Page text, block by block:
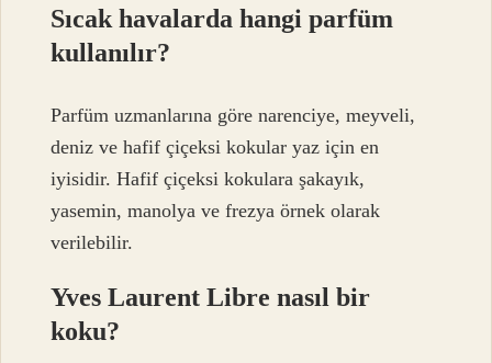
Sıcak havalarda hangi parfüm
kullanılır?
Parfüm uzmanlarına göre narenciye, meyveli,
deniz ve hafif çiçeksi kokular yaz için en
iyisidir. Hafif çiçeksi kokulara şakayık,
yasemin, manolya ve frezya örnek olarak
verilebilir.
Yves Laurent Libre nasıl bir
koku?